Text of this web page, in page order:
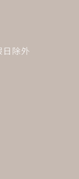
日除外